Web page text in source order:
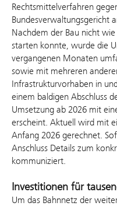
Rechtsmittelverfahren
Bundesverwaltungsgericht
Nachdem der Bau nicht
starten konnte, wurde die
vergangenen Monaten
sowie mit mehreren
Infrastrukturvorhaben in
einem baldigen Abschluss
Umsetzung ab 2026 mit
erscheint. Aktuell wird mit
Anfang 2026 gerechnet.
Anschluss Details zum
kommuniziert.
Investitionen für
Um das Bahnnetz der